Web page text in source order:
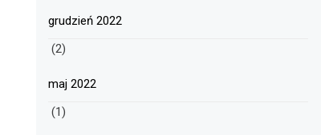
grudzień 2022
(2)
maj 2022
(1)